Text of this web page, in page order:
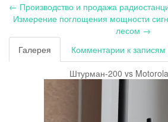
← Производство и продажа
Измерение поглощения мощности
лесом →
Галерея
Комментарии к записям
Штурман-200 vs